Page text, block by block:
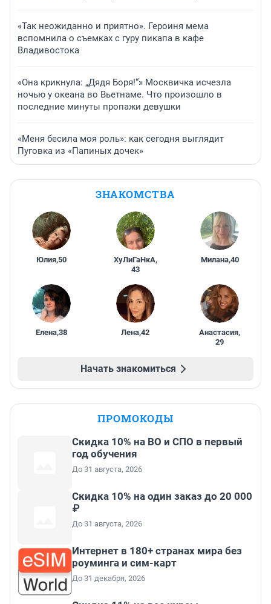
«Так неожиданно и приятно». Героиня мема
вспомнила о съемках с гуру пикапа в кафе
Владивостока
«Она крикнула: „Дядя Боря!“» Москвичка исчезла
ночью у океана во Вьетнаме. Что произошло в
последние минуты пропажи девушки
«Меня бесила моя роль»: как сегодня выглядит
Пуговка из «Папиных дочек»
ЗНАКОМСТВА
Юлия,50 ХуЛиГаНкА,
43
Милана,40
Елена,38 Лена,42 Анастасия,
29
Начать знакомиться
ПРОМОКОДЫ
Скидка 10% на ВО и СПО в первый
год обучения
До 31 августа, 2026
Скидка 10% на один заказ до 20 000
₽
До 31 августа, 2026
Интернет в 180+ странах мира без
роуминга и сим-карт
До 31 декабря, 2026